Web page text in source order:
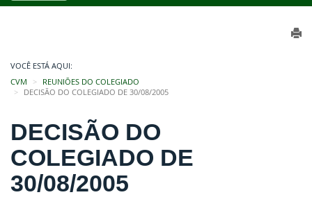
VOCÊ ESTÁ AQUI:
CVM
REUNIÕES DO COLEGIADO
DECISÃO DO COLEGIADO DE 30/08/2005
DECISÃO DO
COLEGIADO DE
30/08/2005